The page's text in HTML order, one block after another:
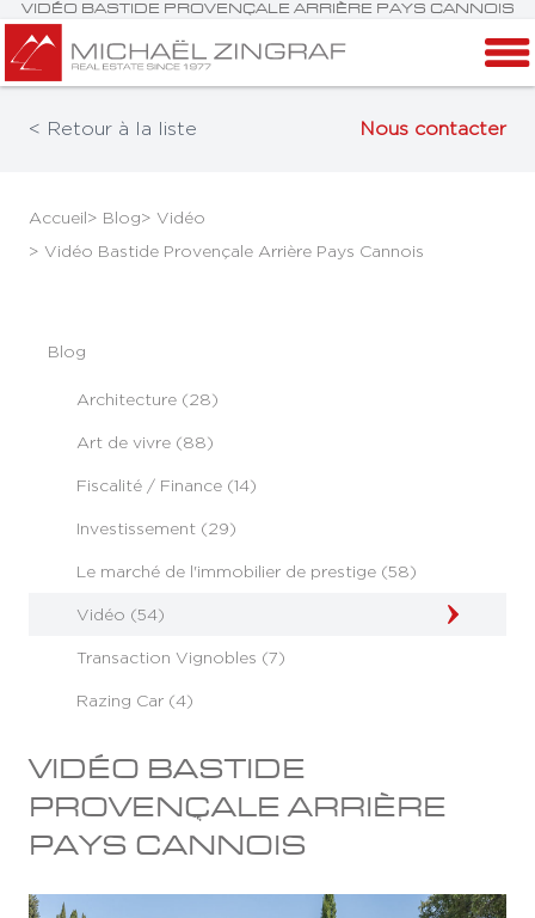
VIDÉO BASTIDE PROVENÇALE ARRIÈRE PAYS CANNOIS
< Retour à la liste Nous contacter
Accueil> Blog> Vidéo
> Vidéo Bastide Provençale Arrière Pays Cannois
Blog
Architecture (28)
Art de vivre (88)
Fiscalité / Finance (14)
Investissement (29)
Le marché de l'immobilier de prestige (58)
Vidéo (54)
Transaction Vignobles (7)
Razing Car (4)
VIDÉO BASTIDE
PROVENÇALE ARRIÈRE
PAYS CANNOIS